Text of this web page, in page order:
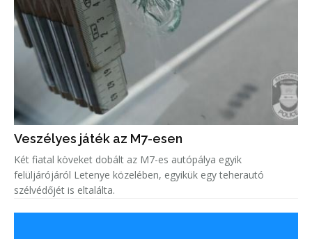
Veszélyes játék az M7-esen
Két fiatal köveket dobált az M7-es autópálya egyik
felüljárójáról Letenye közelében, egyikük egy teherautó
szélvédőjét is eltalálta.